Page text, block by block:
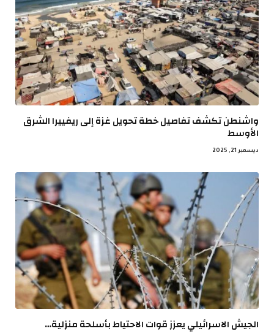
واشنطن تكشف تفاصيل خطة تحويل غزة إلى ريفييرا الشرق
الأوسط
ديسمبر 21, 2025
الجيش الاسرائيلي يعزز قوات الاحتياط بأسلحة منزلية…